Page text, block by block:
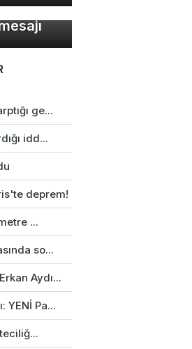
ge...
idd...
deprem!
...
so...
Aydı...
YENİ Pa...